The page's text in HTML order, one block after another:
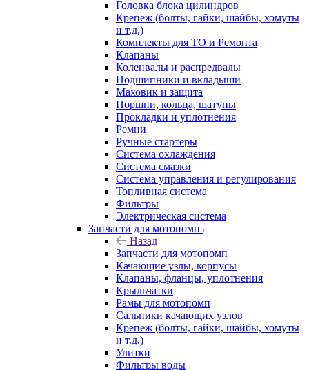
Головка блока цилиндров
Крепеж (болты, гайки, шайбы, хомуты
и т.д.)
Комплекты для ТО и Ремонта
Клапаны
Коленвалы и распредвалы
Подшипники и вкладыши
Маховик и защита
Поршни, кольца, шатуны
Прокладки и уплотнения
Ремни
Ручные стартеры
Система охлаждения
Система смазки
Система управления и регулирования
Топливная система
Фильтры
Электрическая система
Запчасти для мотопомп
Назад
Запчасти для мотопомп
Качающие узлы, корпусы
Клапаны, фланцы, уплотнения
Крыльчатки
Рамы для мотопомп
Сальники качающих узлов
Крепеж (болты, гайки, шайбы, хомуты
и т.д.)
Улитки
Фильтры воды